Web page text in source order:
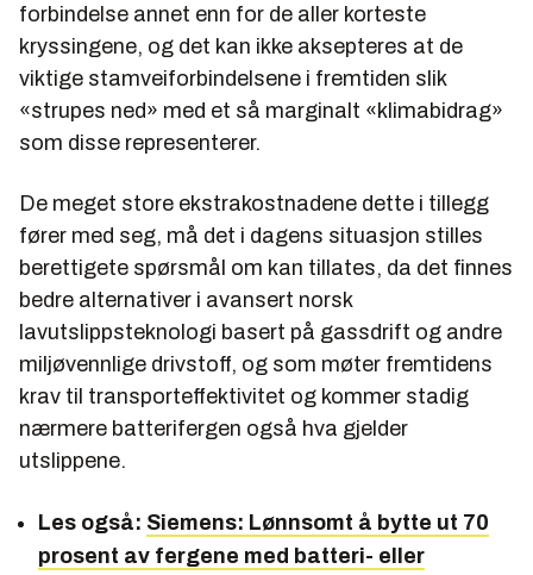
forbindelse annet enn for de aller korteste
kryssingene, og det kan ikke aksepteres at de
viktige stamveiforbindelsene i fremtiden slik
«strupes ned» med et så marginalt «klimabidrag»
som disse representerer.
De meget store ekstrakostnadene dette i tillegg
fører med seg, må det i dagens situasjon stilles
berettigete spørsmål om kan tillates, da det finnes
bedre alternativer i avansert norsk
lavutslippsteknologi basert på gassdrift og andre
miljøvennlige drivstoff, og som møter fremtidens
krav til transporteffektivitet og kommer stadig
nærmere batterifergen også hva gjelder
utslippene.
Les også: Siemens: Lønnsomt å bytte ut 70
prosent av fergene med batteri- eller